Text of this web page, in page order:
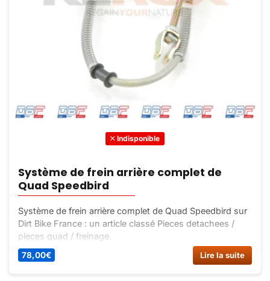
Indisponible
Système de frein arrière complet de
Quad Speedbird
Système de frein arrière complet de Quad Speedbird sur
Dirt Bike France : un article classé Pieces detachees /
pieces quad / freinage.
78,00€ Lire la suite